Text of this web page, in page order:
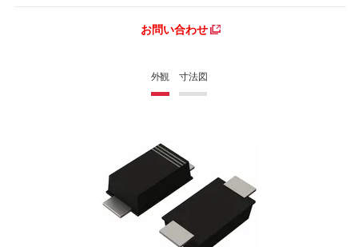
外観 寸法図
お問い合わせ